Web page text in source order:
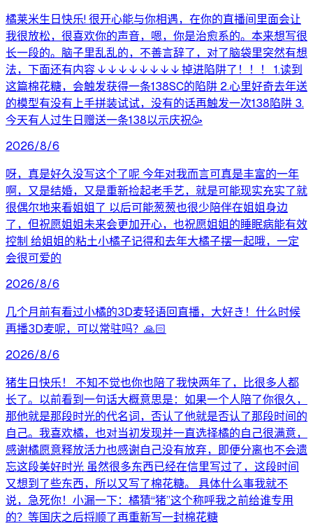
橘莱米生日快乐! 很开心能与你相遇，在你的直播间里面会让
我很放松，很喜欢你的声音，嗯，你是治愈系的。本来想写很
长一段的。脑子里乱乱的，不善言辞了，对了脑袋里突然有想
法，下面还有内容 ↓ ↓ ↓ ↓ ↓ ↓ ↓ ↓ 掉进陷阱了！！！ 1.读到
这篇棉花糖，会触发获得一条138SC的陷阱 2.心里好奇去年送
的模型有没有上手拼装试试，没有的话再触发一次138陷阱 3.
今天有人过生日赠送一条138以示庆祝🥳
2026/8/6
呀，真是好久没写这个了呢 今年对我而言可真是丰富的一年
啊，又是结婚，又是重新捡起老手艺，就是可能现实充实了就
很偶尔地来看姐姐了 以后可能葱葱也很少陪伴在姐姐身边
了，但祝愿姐姐未来会更加开心，也祝愿姐姐的睡眠病能有效
控制 给姐姐的粘土小橘子记得和去年大橘子摆一起哦，一定
会很可爱的
2026/8/6
几个月前有看过小橘的3D麦轻语回直播，大好き！什么时候
再播3D麦呢，可以常驻吗？🙏🏻
2026/8/6
猪生日快乐！ 不知不觉也你也陪了我快两年了，比很多人都
长了。以前看到一句话大概意思是：如果一个人陪了你很久，
那他就是那段时光的代名词，否认了他就是否认了那段时间的
自己。我喜欢橘，也对当初发现并一直选择橘的自己很满意，
感谢橘愿意释放活力也感谢自己没有放弃，即便分离也不会遗
忘这段美好时光 虽然很多东西已经在信里写过了，这段时间
又想到了些东西，所以又写了棉花糖。 具体什么事我就不
说，急死你！小漏一下：橘猜“猪”这个称呼我之前给谁专用
的？等国庆之后捋顺了再重新写一封棉花糖